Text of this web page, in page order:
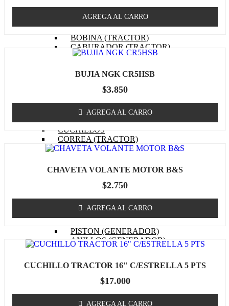
EJE DE LEVAS (TRACTOR)
EMPAQUETADURAS
(TRACTOR)
BOBINA (TRACTOR)
CABURADOR (TRACTOR)
OTROS (TRACTOR
FILTRO DE COMBUSTIBLE
FILTRO DE ACEITE
(TRACTOR)
FILTRO DE AIRE (TRACTOR)
BUJIA (TRACTOR)
CUCHILLOS
CORREA (TRACTOR)
POLEA
CABLE ACCIONAMIENTO
OTROS (TRACTOR)
MOTOR (GENERADOR)
CARBURADOR
PISTON (GENERADOR)
ANILLOS (GENERADOR)
BOBINA (GENERADOR)
(GENERADOR)
BIELA (GENERADOR)
MOTOR DE PARTIDA
(GENERADOR)
AGREGA AL CARRO
BUJIA NGK CR5HSB
$3.850
AGREGA AL CARRO
CHAVETA VOLANTE MOTOR B&S
$2.750
AGREGA AL CARRO
CUCHILLO TRACTOR 16" C/ESTRELLA 5 PTS
$17.000
AGREGA AL CARRO